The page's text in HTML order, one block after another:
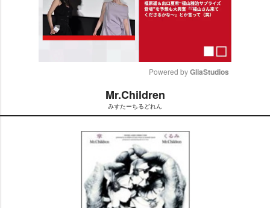
t
Powered by GliaStudios
Mr.Children
みすたーちるどれん